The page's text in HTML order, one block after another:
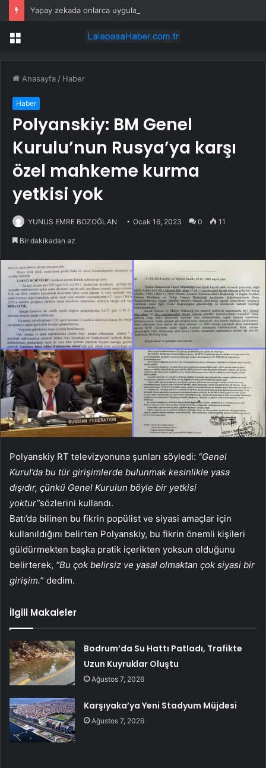
Menü
Anasayfa / Haber
Haber
Polyanskiy: BM Genel
Kurulu’nun Rusya’ya karşı
özel mahkeme kurma
yetkisi yok
YUNUS EMRE BOZOĞLAN Ocak 16, 2023 0 11
Bir dakikadan az
Polyanskiy RT televizyonuna şunları söyledi: “Genel
Kurul’da bu tür girişimlerde bulunmak kesinlikle yasa
dışıdır, çünkü Genel Kurulun böyle bir yetkisi
yoktur”sözlerini kullandı.
Batı’da bilinen bu fikrin popülist ve siyasi amaçlar için
kullanıldığını belirten Polyanskiy, bu fikrin önemli kişileri
güldürmekten başka pratik içerikten yoksun olduğunu
belirterek, “Bu çok belirsiz ve yasal olmaktan çok siyasi bir
girişim.” dedim.
İlgili Makaleler
Bodrum’da Su Hattı Patladı, Trafikte
Uzun Kuyruklar Oluştu
Ağustos 7, 2026
Karşıyaka’ya Yeni Stadyum Müjdesi
Ağustos 7, 2026